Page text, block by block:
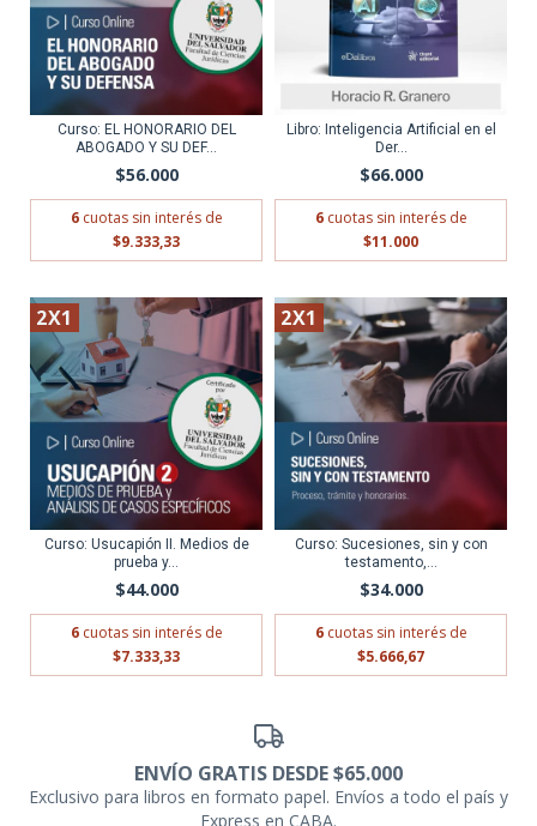
Curso: EL HONORARIO DEL
ABOGADO Y SU DEF...
$56.000
6 cuotas sin interés de
$9.333,33
Libro: Inteligencia Artificial en el
Der...
$66.000
6 cuotas sin interés de
$11.000
2X1
Curso: Usucapión II. Medios de
prueba y...
$44.000
6 cuotas sin interés de
$7.333,33
2X1
Curso: Sucesiones, sin y con
testamento,...
$34.000
6 cuotas sin interés de
$5.666,67
ENVÍO GRATIS DESDE $65.000
Exclusivo para libros en formato papel. Envíos a todo el país y
Express en CABA.